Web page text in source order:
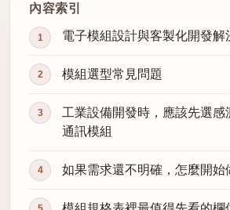
內容索引
電子模組設計與客製化開發解
模組選型常見問題
工業設備開發時，應該先選感
通訊模組
如果需求還不明確，怎麼開始